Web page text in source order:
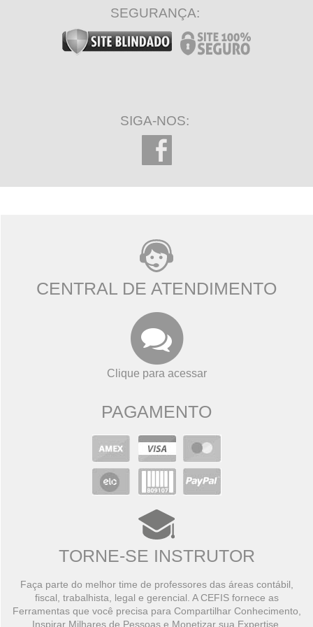
Legislação Trabalhista
Regras e aplicações
SEGURANÇA:
SIGA-NOS:
CENTRAL DE ATENDIMENTO
Clique para acessar
PAGAMENTO
TORNE-SE INSTRUTOR
Faça parte do melhor time de professores das áreas contábil,
fiscal, trabalhista, legal e gerencial. A CEFIS fornece as
Ferramentas que você precisa para Compartilhar Conhecimento,
Inspirar Milhares de Pessoas e Monetizar sua Expertise.